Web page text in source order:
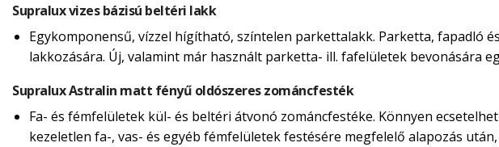
Supralux vizes bázisú beltéri lakk
Egykomponensű, vízzel hígítható, színtelen parkettalakk. Parketta, fapadló
lakkozására. Új, valamint már használt parketta- ill. fafelületek bevonására
Supralux Astralin matt fényű oldószeres zománcfesték
Fa- és fémfelületek kül- és beltéri átvonó zománcfestéke. Könnyen
kezeletlen fa-, vas- és egyéb fémfelületek festésére megfelelő alapozás